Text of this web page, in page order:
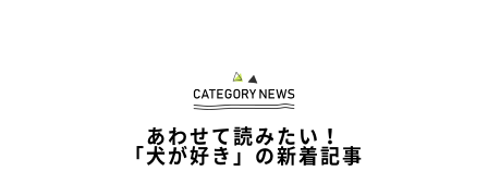
あわせて読みたい！
「犬が好き」の新着記事